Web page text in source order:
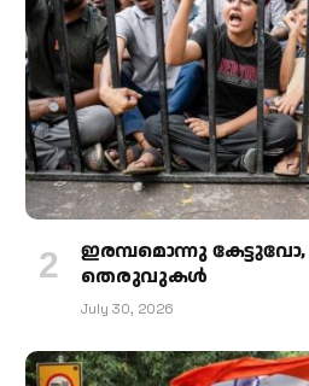
ഇരമ്പമൊന്നു കേട്ടുവോ,
തെരുവുകള്‍
July 30, 2026